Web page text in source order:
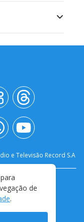
e Televisão Record S.A
de
.